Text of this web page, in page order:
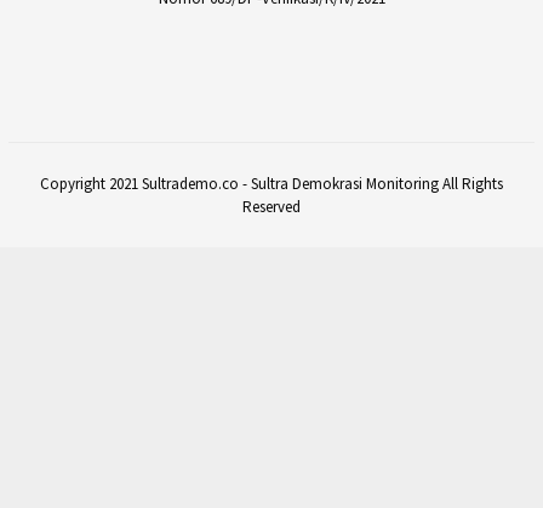
Copyright 2021 Sultrademo.co - Sultra Demokrasi Monitoring All Rights
Reserved